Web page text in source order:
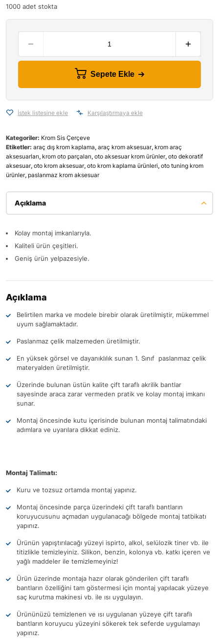
1000 adet stokta
Sepete Ekle
İstek listesine ekle Karşılaştırmaya ekle
Kategoriler: Krom Sis Çerçeve
Etiketler: araç dış krom kaplama, araç krom aksesuar, krom araç
aksesuarları, krom oto parçaları, oto aksesuar krom ürünler, oto dekoratif
aksesuar, oto krom aksesuar, oto krom kaplama ürünleri, oto tuning krom
ürünler, paslanmaz krom aksesuar
Açıklama
Kolay montaj imkanlarıyla.
Kaliteli ürün çeşitleri.
Geniş ürün yelpazesiyle.
Açıklama
Belirtilen marka ve modele birebir olarak üretilmiştir, mükemmel
uyum sağlamaktadır.
Paslanmaz çelik malzemeden üretilmiştir.
En yüksek görsel ve dayanıklılık sunan 1. Sınıf paslanmaz çelik
materyalden üretilmiştir.
Üzerinde bulunan üstün kalite çift taraflı akrilik bantlar
sayesinde araca zarar vermeden pratik ve kolay montaj imkanı
sunar.
Montaj öncesinde kutu içerisinde bulunan montaj talimatındaki
adımlara ve uyarılara dikkat ediniz.
Montaj Talimatı:
Kuru ve tozsuz ortamda montaj yapınız.
Montaj öncesinde parça üzerindeki çift taraflı bantların
koruyucusunu açmadan uygulanacağı bölgede montaj tatbikatı
yapınız.
Ürünün yapıştırılacağı yüzeyi ispirto, alkol, selülozik tiner vb. ile
titizlikle temizleyiniz. Silikon, benzin, kolonya vb. katkı içeren ve
yağlı maddeler ile temizlemeyiniz!
Ürün üzerinde montaja hazır olarak gönderilen çift taraflı
bantların özelliğini tam göstermesi için montaj yapılacak yüzeye
saç kurutma makinesi vb. ile ısı uygulayın.
Ürününüzü temizlenen ve ısı uygulanan yüzeye çift taraflı
bantların koruyucu yüzeyini sökerek tek seferde uygulamayı
yapınız.